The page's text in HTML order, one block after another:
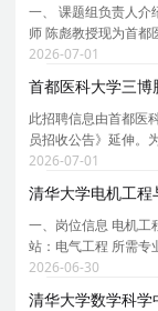
一、 课题组负责人介
师 陈彪教授现为首都
学老年医学系主任，
国老年医学会副会长/
2026-07-01
首都医科大学三
此招聘信息由首都医
员招收公告》延伸。
招聘详情， 现特别针
单独说明 。为保证您
2026-07-01
一、岗位信息 电机工
站：电气工程 所需专
求：博士 拟从事研究
则提取 2. 面向电力
2026-06-30
清华大学数学科